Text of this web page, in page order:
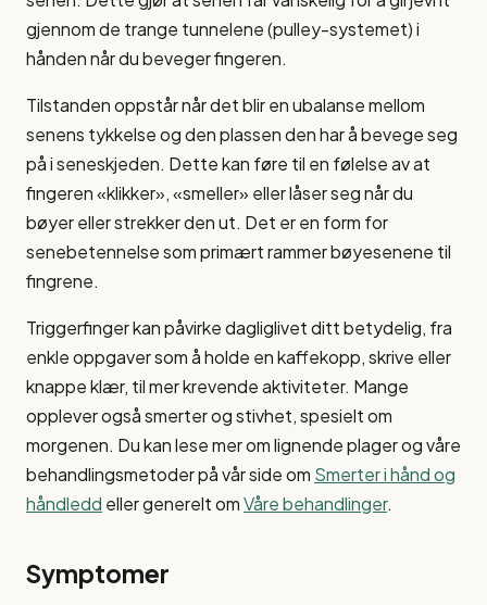
gjennom de trange tunnelene (pulley-systemet) i
hånden når du beveger fingeren.
Tilstanden oppstår når det blir en ubalanse mellom
senens tykkelse og den plassen den har å bevege seg
på i seneskjeden. Dette kan føre til en følelse av at
fingeren «klikker», «smeller» eller låser seg når du
bøyer eller strekker den ut. Det er en form for
senebetennelse som primært rammer bøyesenene til
fingrene.
Triggerfinger kan påvirke dagliglivet ditt betydelig, fra
enkle oppgaver som å holde en kaffekopp, skrive eller
knappe klær, til mer krevende aktiviteter. Mange
opplever også smerter og stivhet, spesielt om
morgenen. Du kan lese mer om lignende plager og våre
behandlingsmetoder på vår side om Smerter i hånd og
håndledd eller generelt omVåre behandlinger.
Symptomer